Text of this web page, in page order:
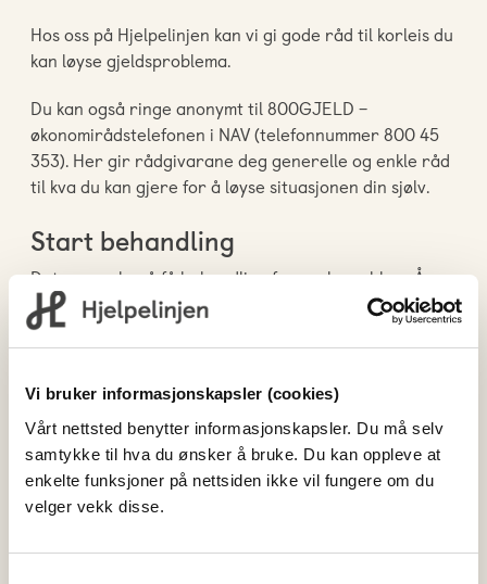
Vi bruker informasjonskapsler (cookies)
Vårt nettsted benytter informasjonskapsler. Du må selv
samtykke til hva du ønsker å bruke. Du kan oppleve at
enkelte funksjoner på nettsiden ikke vil fungere om du
velger vekk disse.
Hos oss på Hjelpelinjen kan vi gi gode råd til korleis du
kan løyse gjeldsproblema.
Du kan også ringe anonymt til 800GJELD –
økonomirådstelefonen i NAV (telefonnummer 800 45
353). Her gir rådgivarane deg generelle og enkle råd
til kva du kan gjere for å løyse situasjonen din sjølv.
Start behandling
Det er mogleg å få behandling for speleproblem. Å
starte i behandling er ekstremt viktig om du skal
komme deg ut av dei økonomiske problema.
NAV har økonomisk rådgjeving
Alle kommunar skal gi tilbod og økonomisk rådgjeving
gjennom NAV. Nummeret til NAV er 55 55 33 39.
Kontakt banken